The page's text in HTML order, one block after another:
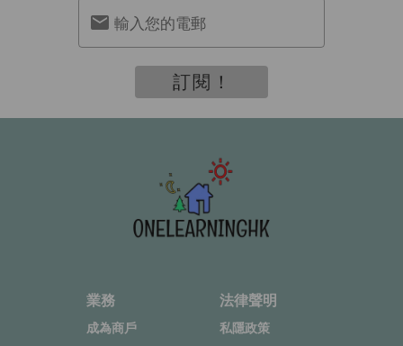
輸入您的電郵
訂閱！
業務
成為商戶
法律聲明
私隱政策